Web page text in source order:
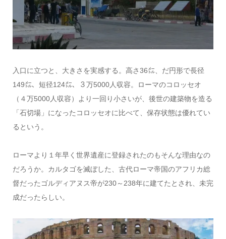
入口に立つと、大きさを実感する。高さ36㍍、だ円形で長径
149㍍、短径124㍍、３万5000人収容。ローマのコロッセオ
（４万5000人収容）より一回り小さいが、後世の建築物を造る
「石切場」になったコロッセオに比べて、保存状態は優れてい
るという。
ローマより１年早く世界遺産に登録されたのもそんな理由なの
だろうか。カルタゴを滅ぼした、古代ローマ帝国のアフリカ総
督だったゴルディアヌス帝が230～238年に建てたとされ、未完
成だったらしい。